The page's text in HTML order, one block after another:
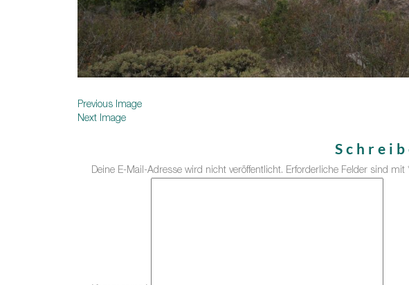
Previous Image
Next Image
Deine E-Mail-Adresse wird nicht veröffentlicht. Erforderliche Felder sind mit